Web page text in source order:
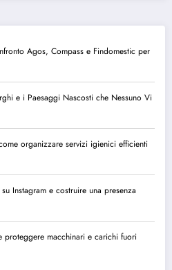
Agos, Compass e Findomestic per
e i Paesaggi Nascosti che Nessuno Vi
organizzare servizi igienici efficienti
Instagram e costruire una presenza
proteggere macchinari e carichi fuori